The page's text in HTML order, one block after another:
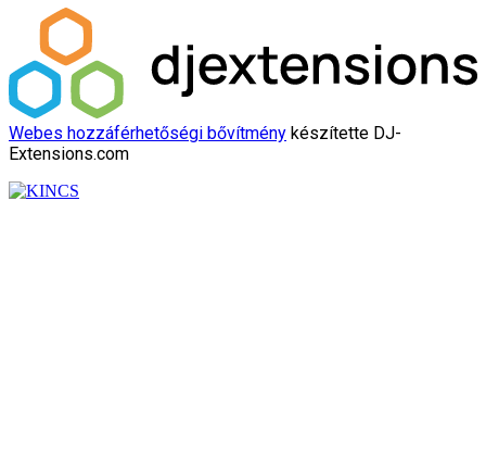
Webes hozzáférhetőségi bővítmény készítette DJ-
Extensions.com